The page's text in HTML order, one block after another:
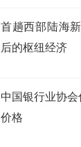
首趟西部陆海
后的枢纽经济
中国银行业协
价格